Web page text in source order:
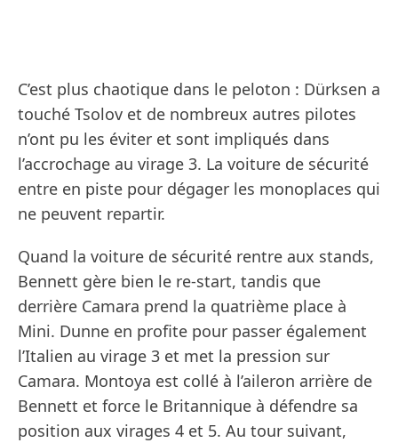
C’est plus chaotique dans le peloton : Dürksen a
touché Tsolov et de nombreux autres pilotes
n’ont pu les éviter et sont impliqués dans
l’accrochage au virage 3. La voiture de sécurité
entre en piste pour dégager les monoplaces qui
ne peuvent repartir.
Quand la voiture de sécurité rentre aux stands,
Bennett gère bien le re-start, tandis que
derrière Camara prend la quatrième place à
Mini. Dunne en profite pour passer également
l’Italien au virage 3 et met la pression sur
Camara. Montoya est collé à l’aileron arrière de
Bennett et force le Britannique à défendre sa
position aux virages 4 et 5. Au tour suivant,